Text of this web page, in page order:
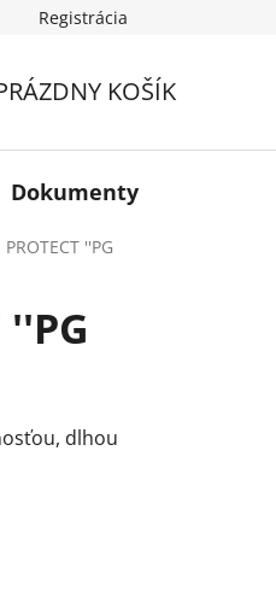
Registrácia
KOŠÍK
Dokumenty
''PG
dlhou